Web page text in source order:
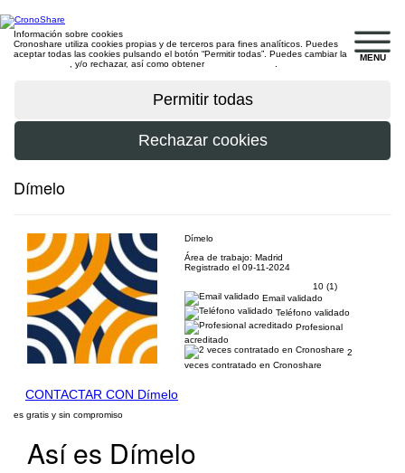
MENU
Información sobre cookies
Cronoshare utiliza cookies propias y de terceros para fines analíticos. Puedes
aceptar todas las cookies pulsando el botón “Permitir todas”. Puedes cambiar la
, y/o rechazar, así como obtener
Dímelo
Dímelo
Área de trabajo: Madrid
Registrado el 09-11-2024
10 (1)
Email validado
Teléfono validado
Profesional
acreditado
2
veces contratado en Cronoshare
CONTACTAR CON Dímelo
es gratis y sin compromiso
Así es Dímelo